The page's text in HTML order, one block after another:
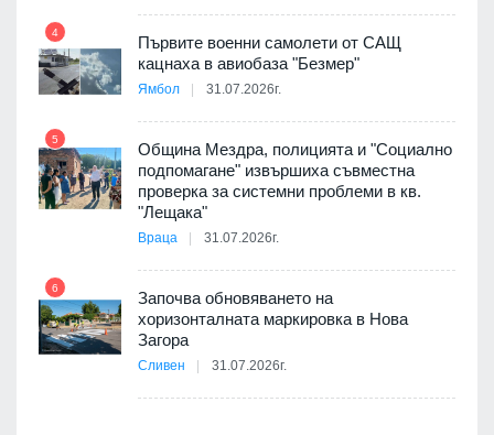
4
Първите военни самолети от САЩ
кацнаха в авиобаза "Безмер"
Ямбол 31.07.2026г.
5
Община Мездра, полицията и "Социално
подпомагане" извършиха съвместна
проверка за системни проблеми в кв.
"Лещака"
Враца 31.07.2026г.
6
Започва обновяването на
хоризонталната маркировка в Нова
Загора
Сливен 31.07.2026г.